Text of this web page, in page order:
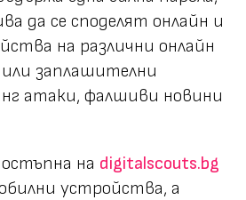
да се споделят онлайн и
на различни онлайн
заплашителни
атаки, фалшиви новини
на digitalscouts.bg
устройства, а